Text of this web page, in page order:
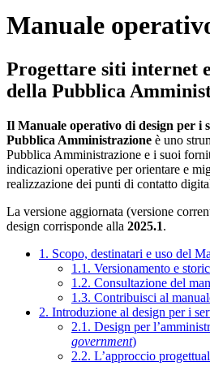
Manuale
Progettare siti internet
della Pubblica
Il Manuale operativo di design per i
Pubblica Amministrazione è uno
Pubblica Amministrazione e i suoi
indicazioni operative per orientare e
realizzazione dei punti di contatto
La versione aggiornata (versione
design corrisponde alla 2025.1.
1. Scopo, destinatari e uso del
1.1. Versionamento e
1.2. Consultazione del
1.3. Contribuisci al
2. Introduzione al design per i
2.1. Design per
government)
2.2. L’approccio